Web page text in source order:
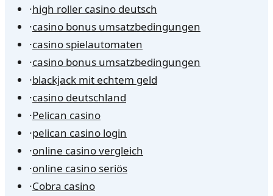
·high roller casino deutsch
·casino bonus umsatzbedingungen
·casino spielautomaten
·casino bonus umsatzbedingungen
·blackjack mit echtem geld
·casino deutschland
·Pelican casino
·pelican casino login
·online casino vergleich
·online casino seriös
·Cobra casino